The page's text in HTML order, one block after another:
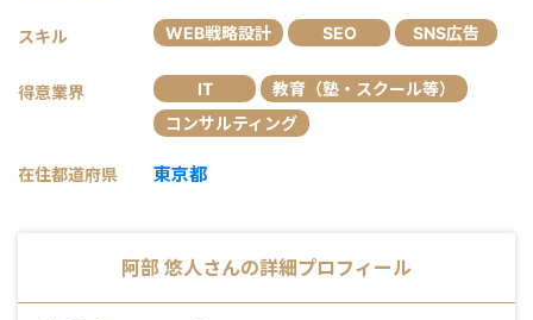
スキル WEB戦略設計 SEO SNS広告
得意業界 IT
教育（塾・スクール等）
コンサルティング
在住都道府県 東京都
阿部 悠人さんの詳細プロフィール